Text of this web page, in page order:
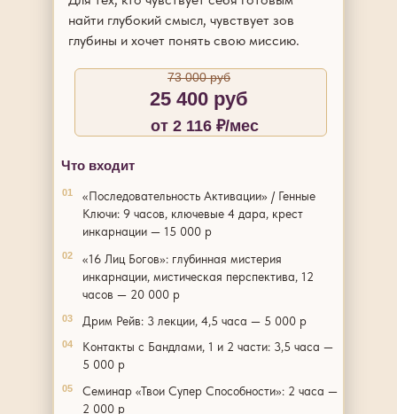
найти глубокий смысл, чувствует зов
глубины и хочет понять свою миссию.
73 000 руб
25 400 руб
от 2 116 ₽/мес
Что входит
01
«Последовательность Активации» / Генные
Ключи: 9 часов, ключевые 4 дара, крест
инкарнации — 15 000 р
02
«16 Лиц Богов»: глубинная мистерия
инкарнации, мистическая перспектива, 12
часов — 20 000 р
03 Дрим Рейв: 3 лекции, 4,5 часа — 5 000 р
04
Контакты с Бандлами, 1 и 2 части: 3,5 часа —
5 000 р
05
Семинар «Твои Супер Способности»: 2 часа —
2 000 р